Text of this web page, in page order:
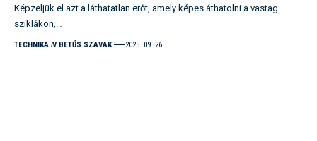
Képzeljük el azt a láthatatlan erőt, amely képes áthatolni a vastag
sziklákon,…
TECHNIKA V BETŰS SZAVAK 2025. 09. 26.